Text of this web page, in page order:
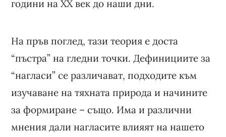
години на ХХ век до наши дни.
На пръв поглед, тази теория е доста
“пъстра” на гледни точки. Дефинициите за
“нагласи” се различават, подходите към
изучаване на тяхната природа и начините
за формиране – също. Има и различни
мнения дали нагласите влияят на нашето